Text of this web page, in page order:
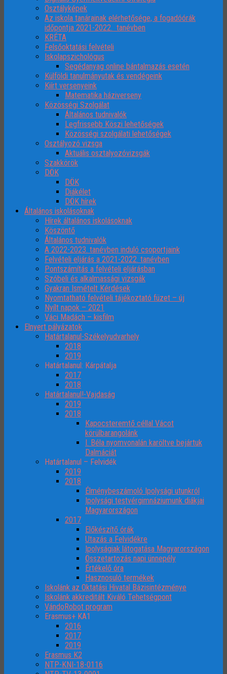
Osztályképek
Az iskola tanárainak elérhetősége, a fogadóórák
időpontja 2021-2022. tanévben
KRÉTA
Felsőoktatási felvételi
Iskolapszichológus
Segédanyag online bántalmazás esetén
Külföldi tanulmányutak és vendégeink
Kiírt versenyeink
Matematika háziverseny
Közösségi Szolgálat
Általános tudnivalók
Legfrissebb Köszi lehetőségek
Közösségi szolgálati lehetőségek
Osztályozó vizsga
Aktuális osztalyozóvizsgák
Szakkörök
DÖK
DÖK
Diákélet
DÖK hírek
Általános iskolásoknak
Hírek általános iskolásoknak
Köszöntő
Általános tudnivalók
A 2022-2023. tanévben induló csoportjaink
Felvételi eljárás a 2021-2022. tanévben
Pontszámítás a felvételi eljárásban
Szóbeli és alkalmassági vizsgák
Gyakran Ismételt Kérdések
Nyomtatható felvételi tájékoztató füzet – új
Nyílt napok – 2021
Váci Madách – kisfilm
Elnyert pályázatok
Határtalanul-Székelyudvarhely
2018
2019
Határtalanul: Kárpátalja
2017
2018
Határtalanul!-Vajdaság
2019
2018
Kapocsteremtő céllal Vácot
körülbarangolánk
I. Béla nyomvonalán karöltve bejártuk
Dalmáciát
Határtalanul – Felvidék
2019
2018
Élménybeszámoló Ipolysági utunkról
Ipolysági testvérgimnáziumunk diákjai
Magyarországon
2017
Előkészítő órák
Utazás a Felvidékre
Ipolyságiak látogatása Magyarországon
Összetartozás napi ünnepély
Értékelő óra
Hasznosuló termékek
Iskolánk az Oktatási Hivatal Bázisintézménye
Iskolánk akkreditált Kiváló Tehetségpont
VándoRobot program
Erasmus+ KA1
2016
2017
2019
Erasmus K2
NTP-KNI-18-0116